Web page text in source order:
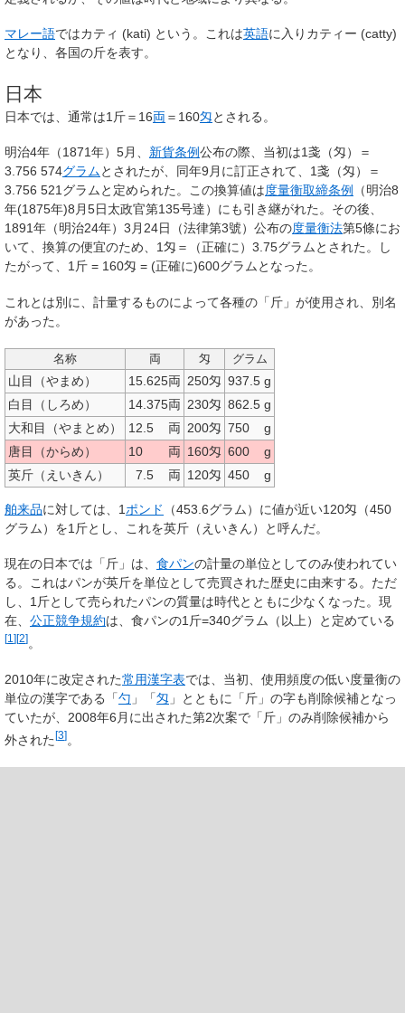
マレー語ではカティ (kati) という。これは英語に入り カティー (catty)
となり、各国の斤を表す。
日本
日本では、通常は1斤＝16両 ＝160匁とされる。
明治4年（1871年）5月、 新貨条例公布の際、当初は1戔（匁）＝
3.756 574グラムとされたが、同年9月に訂正されて、1戔（匁）＝
3.756 521グラムと定められた。この換算値は度量衡取締条例
（明治8
年(1875年)8月5日太政官第135号達）にも引き継がれた。その後、
1891年（明治24年）3月24日（法律第3號）公布の度量衡法第5條にお
いて、換算の便宜のため、1匁＝（正確に）3.75グラムとされた。し
たがって、1斤 = 160匁 = (正確に)600グラムとなった。
これとは別に、計量するものによって各種の「斤」が使用され、別名
があった。
名称 両 匁 グラム
山目（やまめ） 15.625両 250匁 937.5 g
白目（しろめ）
14.375両 230匁 862.5 g
大和目（やまとめ）
12.5 両 200匁 750
g
唐目（からめ）
10 両 160匁 600
g
英斤（えいきん）
7.5 両 120匁 450 g
舶来品に対しては、1 ポンド
（453.6グラム）に値が近い120匁（450
グラム）を1斤とし、これを英斤（えいきん）と呼んだ。
現在の日本では「斤」は、 食パンの計量の単位としてのみ使われてい
る。これはパンが英斤を単位として売買された歴史に由来する。ただ
し、1斤として売られたパンの質量は時代とともに少なくなった。現
在、 公正競争規約は、食パンの1斤=340グラム（以上）と定めている
[1 ][2] 。
2010年に改定された常用漢字表では、当初、使用頻度の低い度量衡の
単位の漢字である「勺 」「匁 」とともに「斤」の字も削除候補となっ
ていたが、2008年6月に出された第2次案で「斤」のみ削除候補から
外された[3]